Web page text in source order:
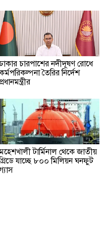
চারপাশের নদীদূষণ রোধে
তৈরির নির্দেশ
টার্মিনাল থেকে জাতীয়
যাচ্ছে ৮০০ মিলিয়ন ঘনফুট